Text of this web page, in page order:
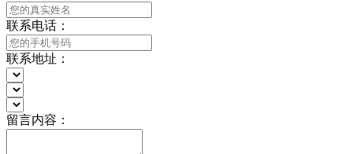
联系电话：
联系地址：
留言内容：